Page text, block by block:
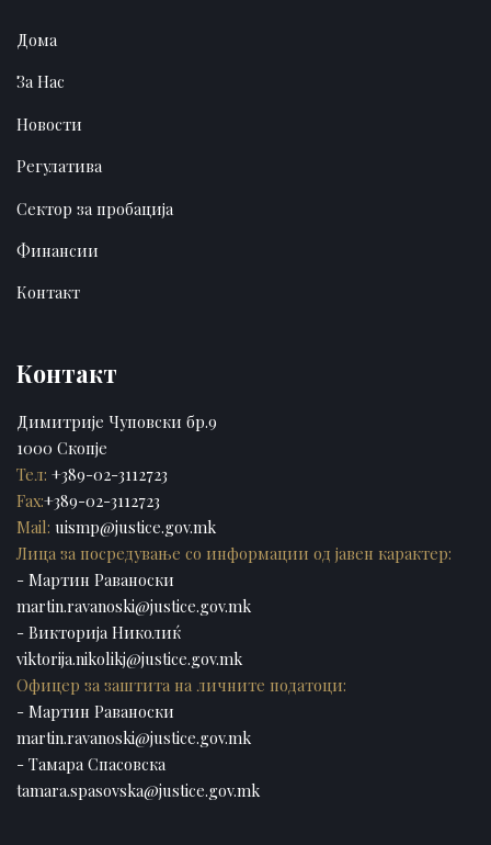
Дома
За Нас
Новости
Регулатива
Сектор за пробација
Финансии
Контакт
Контакт
Димитрије Чуповски бр.9
1000 Скопје
Тел: +389-02-3112723
Fax:+389-02-3112723
Mail: uismp@justice.gov.mk
Лица за посредување со информации од јавен карактер:
- Мартин Раваноски
martin.ravanoski@justice.gov.mk
- Викторија Николиќ
viktorija.nikolikj@justice.gov.mk
Офицер за заштита на личните податоци:
- Мартин Раваноски
martin.ravanoski@justice.gov.mk
- Тамара Спасовска
tamara.spasovska@justice.gov.mk